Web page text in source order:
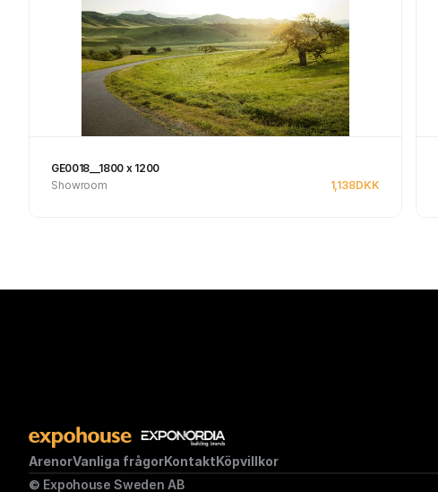
GE0018__1800 x 1200
Showroom
1,138DKK
ArenorVanliga frågorKontaktKöpvillkor
© Expohouse Sweden AB